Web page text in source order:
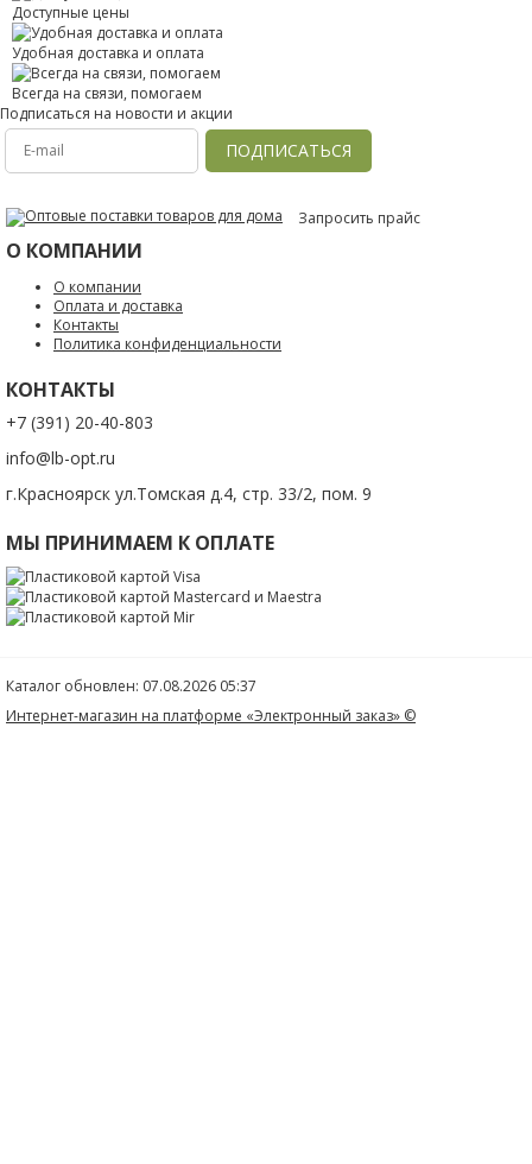
Доступные цены
Удобная доставка и оплата
Всегда на связи, помогаем
Подписаться на новости и акции
ПОДПИСАТЬСЯ
Запросить прайс
О КОМПАНИИ
О компании
Оплата и доставка
Контакты
Политика конфиденциальности
КОНТАКТЫ
+7 (391) 20-40-803
info@lb-opt.ru
г.Красноярск ул.Томская д.4, стр. 33/2, пом. 9
МЫ ПРИНИМАЕМ К ОПЛАТЕ
Каталог обновлен: 07.08.2026 05:37
Интернет-магазин на платформе «Электронный заказ» ©